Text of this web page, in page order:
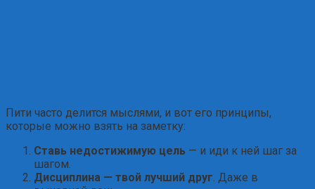
Пити часто делится мыслями, и вот его принципы,
которые можно взять на заметку:
Ставь недостижимую цель — и иди к ней шаг за
шагом.
Дисциплина — твой лучший друг. Даже в